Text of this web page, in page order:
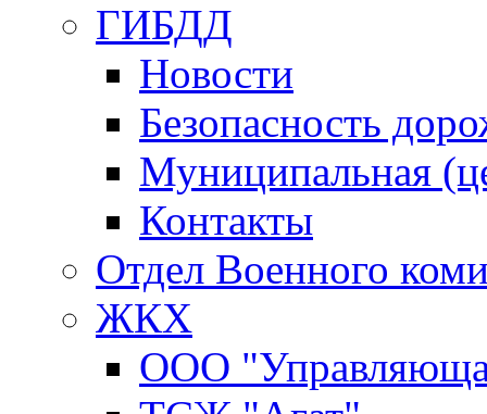
ГИБДД
Новости
Безопасность
Муниципальная
Контакты
Отдел Военного
ЖКХ
ООО